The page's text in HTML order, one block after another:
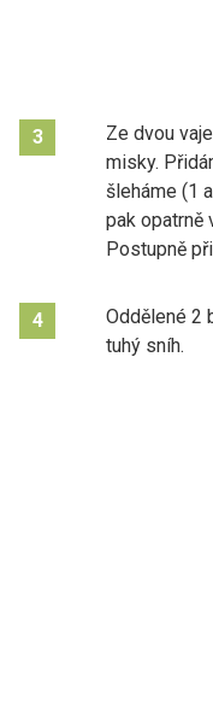
3
Ze dvou
misky.
šleháme (1
pak opatrně
Postupně
4
Oddělené 2
tuhý sníh.